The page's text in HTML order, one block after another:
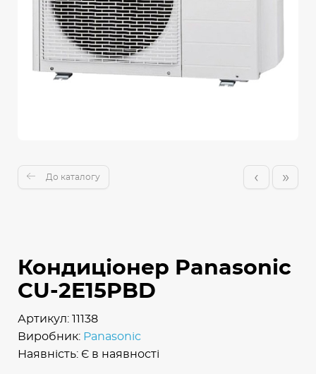
До каталогу ‹ »
Кондиціонер Panasonic
CU-2E15PBD
Артикул: 11138
Виробник: Panasonic
Наявність: Є в наявності